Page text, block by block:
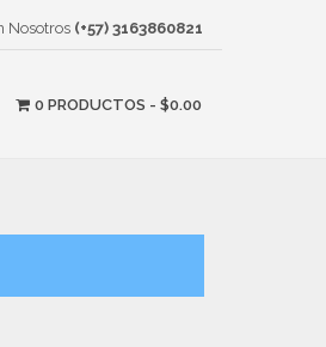
Nosotros (+57) 3163860821
0 PRODUCTOS $0.00